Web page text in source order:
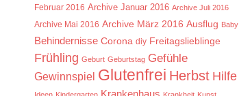
Februar 2016 Archive Januar 2016 Archive Juli 2016
Archive Mai 2016 Archive März 2016 Ausflug Baby
Behindernisse Corona diy Freitagslieblinge
Frühling Geburt Geburtstag Gefühle
Gewinnspiel Glutenfrei Herbst Hilfe
Krankenhaus